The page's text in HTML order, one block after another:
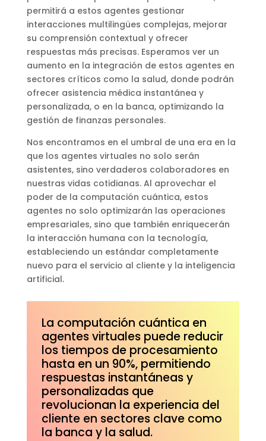
permitirá a estos agentes gestionar
interacciones multilingües complejas, mejorar
su comprensión contextual y ofrecer
respuestas más precisas. Esperamos ver un
aumento en la integración de estos agentes en
sectores críticos como la salud, donde podrán
ofrecer asistencia médica instantánea y
personalizada, o en la banca, optimizando la
gestión de finanzas personales.
Nos encontramos en el umbral de una era en la
que los agentes virtuales no solo serán
asistentes, sino verdaderos colaboradores en
nuestras vidas cotidianas. Al aprovechar el
poder de la computación cuántica, estos
agentes no solo optimizarán las operaciones
empresariales, sino que también enriquecerán
la interacción humana con la tecnología,
estableciendo un estándar completamente
nuevo para el servicio al cliente y la inteligencia
artificial.
La computación cuántica en
agentes virtuales puede reducir
los tiempos de procesamiento
hasta en un 90%, permitiendo
respuestas instantáneas y
personalizadas que
revolucionan la experiencia del
cliente en sectores clave como
la banca y la salud.